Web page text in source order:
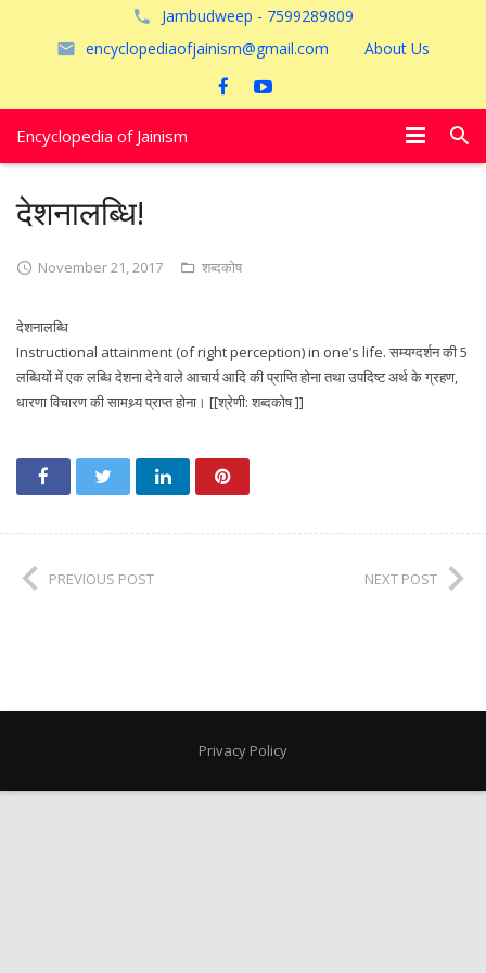
Jambudweep - 7599289809
encyclopediaofjainism@gmail.com
About Us
Encyclopedia of Jainism
अयोध्या
देशनालब्धि!
November 21, 2017 शब्दकोष
देशनालब्धि
Instructional attainment (of right perception) in one’s life. सम्यग्दर्शन की 5
लब्धियों में एक लब्धि देशना देने वाले आचार्य आदि की प्राप्ति होना तथा उपदिष्ट अर्थ के ग्रहण,
धारणा विचारण की सामथ्र्य प्राप्त होना। [[श्रेणी: शब्दकोष ]]
PREVIOUS POST NEXT POST
Privacy Policy